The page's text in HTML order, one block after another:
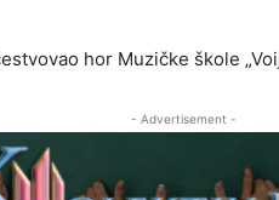
hor Muzičke škole
- Advertisement -